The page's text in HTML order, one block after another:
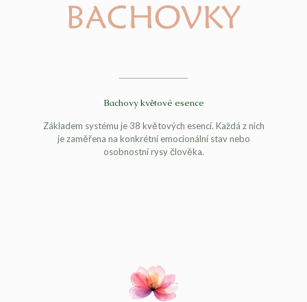
Bachovy květové esence
Základem systému je 38 květových esencí. Každá z nich
je zaměřena na konkrétní emocionální stav nebo
osobnostní rysy člověka.